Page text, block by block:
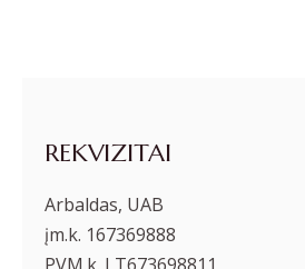
REKVIZITAI
Arbaldas, UAB
įm.k. 167369888